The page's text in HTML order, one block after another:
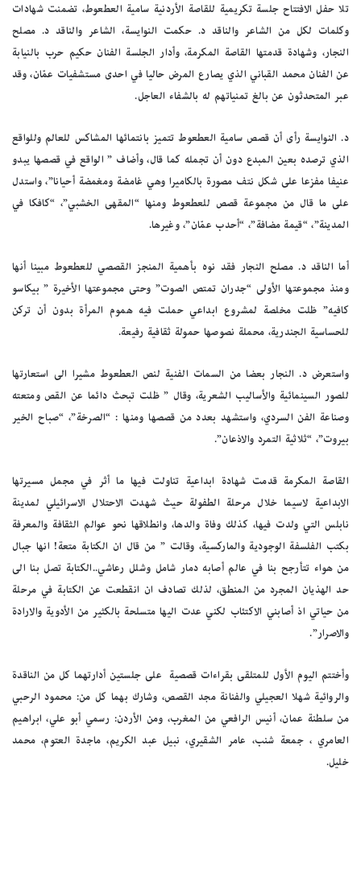
تلا حفل الافتتاح جلسة تكريمية للقاصة الأردنية سامية العطعوط، تضمنت شهادات
وكلمات لكل من الشاعر والناقد د. حكمت النوايسة، الشاعر والناقد د. مصلح
النجار، وشهادة قدمتها القاصة المكرمة، وأدار الجلسة الفنان حكيم حرب بالنيابة
عن الفنان محمد القباني الذي يصارع المرض حاليا في احدى مستشفيات عمّان، وقد
عبر المتحدثون عن بالغ تمنياتهم له بالشفاء العاجل.
د. النوايسة رأى أن قصص سامية العطعوط تتميز بانتمائها المشاكس للعالم وللواقع
الذي ترصده بعين المبدع دون أن تجمله كما قال، وأضاف ” الواقع في قصصها يبدو
عنيفا مفزعا على شكل نتف مصورة بالكاميرا وهي غامضة ومغمضة أحيانا”، واستدل
على ما قال من مجموعة قصص للعطعوط ومنها “المقهى الخشبي”، “كافكا في
المدينة”، “قيمة مضافة”، “أحدب عمّان”، وغيرها.
أما الناقد د. مصلح النجار فقد نوه بأهمية المنجز القصصي للعطعوط مبينا أنها
ومنذ مجموعتها الأولى “جدران تمتص الصوت” وحتى مجموعتها الأخيرة ” بيكاسو
كافيه” ظلت مخلصة لمشروع ابداعي حملت فيه هموم المرأة بدون أن تركن
للحساسية الجندرية، محملة نصوصها حمولة ثقافية رفيعة.
واستعرض د. النجار بعضا من السمات الفنية لنص العطعوط مشيرا الى استعارتها
للصور السينمائية والأساليب الشعرية، وقال ” ظلت تبحث دائما عن القص ومتعته
وصناعة الفن السردي، واستشهد بعدد من قصصها ومنها : “الصرخة”، “صباح الخير
بيروت”، “ثلاثية التمرد والاذعان”.
القاصة المكرمة قدمت شهادة ابداعية تناولت فيها ما أثر في مجمل مسيرتها
الابداعية لاسيما خلال مرحلة الطفولة حيث شهدت الاحتلال الاسرائيلي لمدينة
نابلس التي ولدت فيها، كذلك وفاة والدها، وانطلاقها نحو عوالم الثقافة والمعرفة
بكتب الفلسفة الوجودية والماركسية، وقالت ” من قال ان الكتابة متعة! انها جبال
من هواء تتأرجح بنا في عالم أصابه دمار شامل وشلل رعاشي..الكتابة تصل بنا الى
حد الهذيان المجرد من المنطق، لذلك تصادف ان انقطعت عن الكتابة في مرحلة
من حياتي اذ أصابني الاكتئاب لكني عدت اليها متسلحة بالكثير من الأدوية والارادة
والاصرار”.
وأختتم اليوم الأول للمتلقى بقراءات قصصية على جلستين أدارتهما كل من الناقدة
والروائية شهلا العجيلي والفنانة مجد القصص، وشارك بهما كل من: محمود الرحبي
من سلطنة عمان، أنيس الرافعي من المغرب، ومن الأردن: رسمي أبو علي، ابراهيم
العامري ، جمعة شنب، عامر الشقيري، نبيل عبد الكريم، ماجدة العتوم، محمد
خليل.